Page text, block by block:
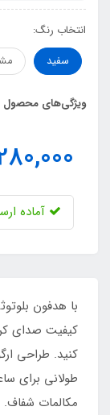
انتخاب رنگ:
سفید
ویژگی‌های محصول
آماده
کیفیت صدای
کنید. طراحی
طولانی برای
مکالمات